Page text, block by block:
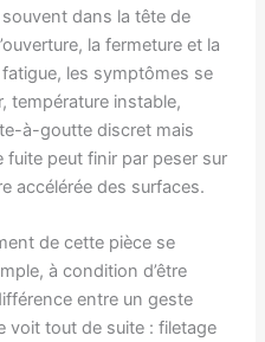
dans la tête de
la fermeture et la
les symptômes se
température instable,
à-goutte discret mais
peut finir par peser sur
accélérée des surfaces.
de cette pièce se
à condition d’être
entre un geste
voit tout de suite : filetage